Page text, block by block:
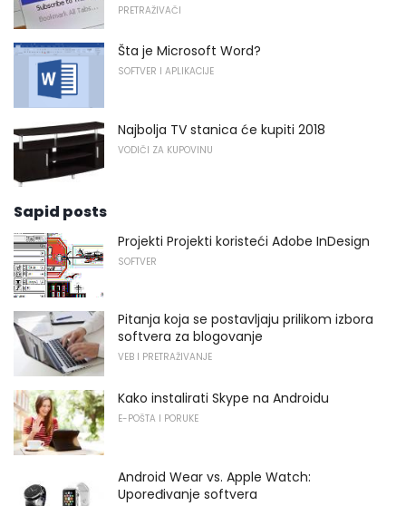
PRETRAŽIVAČI
Šta je Microsoft Word?
SOFTVER I APLIKACIJE
Najbolja TV stanica će kupiti 2018
VODIČI ZA KUPOVINU
Sapid posts
Projekti Projekti koristeći Adobe InDesign
SOFTVER
Pitanja koja se postavljaju prilikom izbora
softvera za blogovanje
VEB I PRETRAŽIVANJE
Kako instalirati Skype na Androidu
E-POŠTA I PORUKE
Android Wear vs. Apple Watch:
Upoređivanje softvera